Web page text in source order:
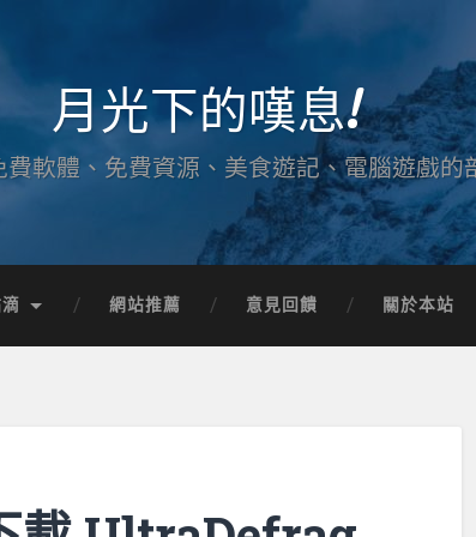
月光下的嘆息!
費軟體、免費資源、美食遊記、電腦遊戲的
網站推薦 意見回饋 關於本站